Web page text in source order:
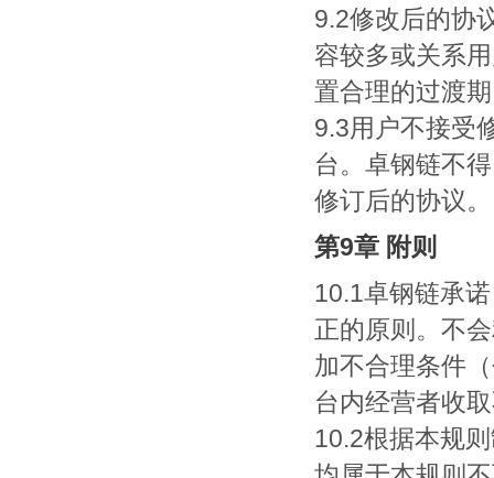
9.2修改后的协
容较多或关系
置合理的过渡
9.3用户不接受
台。卓钢链不
修订后的协议。
第9章 附则
10.1卓钢链承
正的原则。不
加不合理条件
台内经营者收
10.2根据本规